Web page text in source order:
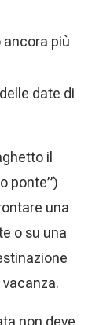
ancora più
date di
il
ponte”)
una
o su una
non deve